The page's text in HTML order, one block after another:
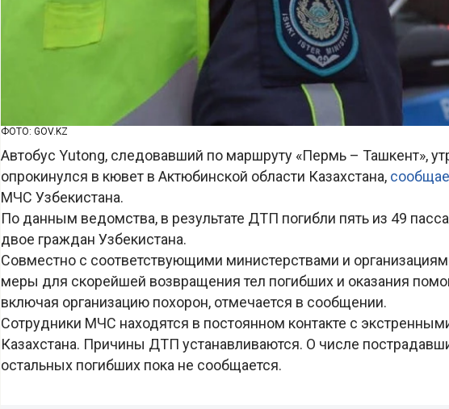
ФОТО: GOV.KZ
Автобус Yutong, следовавший по маршруту «Пермь – Ташкент»,
опрокинулся в кювет в Актюбинской области Казахстана,
МЧС Узбекистана.
По данным ведомства, в результате ДТП погибли пять из 49
двое граждан Узбекистана.
Совместно с соответствующими министерствами и
меры для скорейшей возвращения тел погибших и оказания
включая организацию похорон, отмечается в сообщении.
Сотрудники МЧС находятся в постоянном контакте с
Казахстана. Причины ДТП устанавливаются. О числе
остальных погибших пока не сообщается.